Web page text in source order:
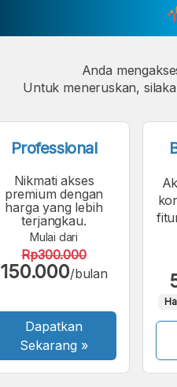
A
Anda
Untuk meneruskan,
Professional
Nikmati akses
premium dengan
harga yang lebih
terjangkau.
Mulai dari
Rp300.000
150.000/bulan
Dapatkan
Sekarang »